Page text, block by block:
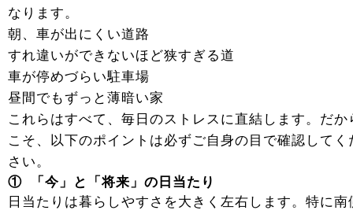
なります。
朝、車が出にくい道路
すれ違いができないほど狭すぎる道
車が停めづらい駐車場
昼間でもずっと薄暗い家
これらはすべて、毎日のストレスに直結します。だか
こそ、以下のポイントは必ずご自身の目で確認してく
さい。
① 「今」と「将来」の日当たり
日当たりは暮らしやすさを大きく左右します。特に南